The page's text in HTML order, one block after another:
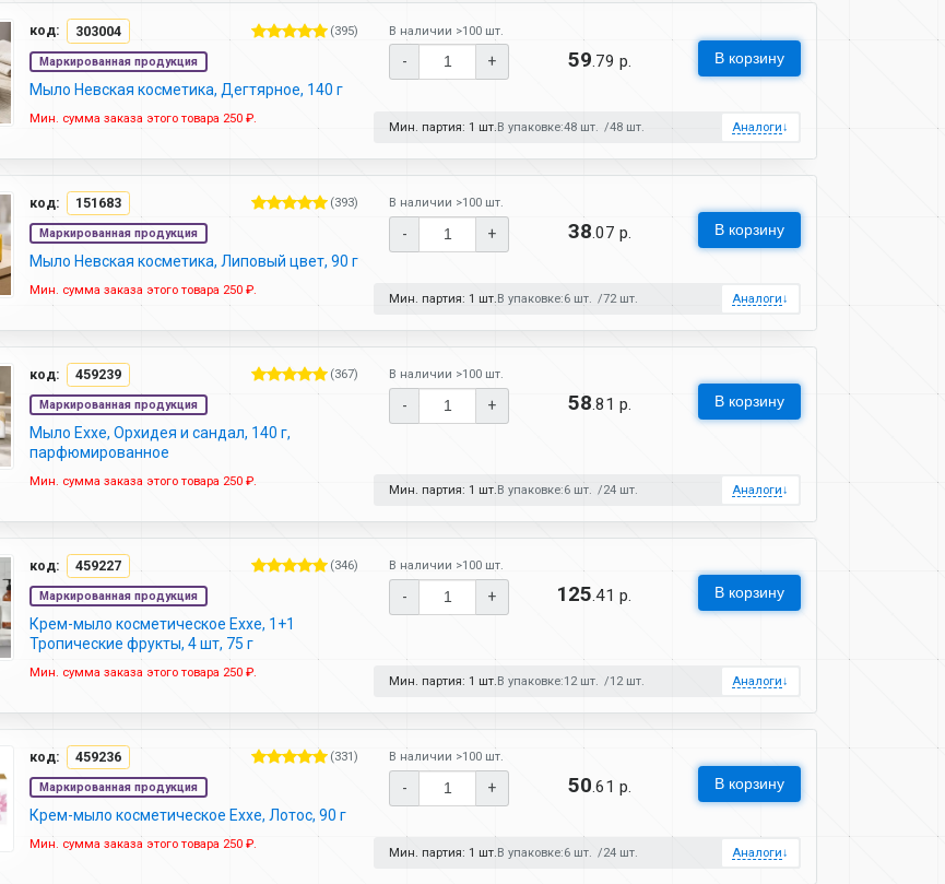
код: 303004 (395)
Маркированная продукция
Мыло Невская косметика, Дегтярное, 140 г
Мин. сумма заказа этого товара 250 ₽.
В наличии >100 шт.
- + 59 .79 р. В корзину
Мин. партия: 1 шт.В упаковке:48 шт. 48 шт. Аналоги↓
код: 151683 (393)
Маркированная продукция
Мыло Невская косметика, Липовый цвет, 90 г
Мин. сумма заказа этого товара 250 ₽.
В наличии >100 шт.
- + 38.07 р. В корзину
Мин. партия: 1 шт.В упаковке:6 шт. 72 шт. Аналоги↓
код: 459239 (367)
Маркированная продукция
Мыло Exxe, Орхидея и сандал, 140 г,
парфюмированное
Мин. сумма заказа этого товара 250 ₽.
В наличии >100 шт.
- + 58.81 р. В корзину
Мин. партия: 1 шт.В упаковке:6 шт. 24 шт. Аналоги↓
код: 459227 (346)
Маркированная продукция
Крем-мыло косметическое Exxe, 1+1
Тропические фрукты, 4 шт, 75 г
Мин. сумма заказа этого товара 250 ₽.
В наличии >100 шт.
- + 125.41 р. В корзину
Мин. партия: 1 шт.В упаковке:12 шт. 12 шт. Аналоги↓
код: 459236 (331)
Маркированная продукция
Крем-мыло косметическое Exxe, Лотос, 90 г
Мин. сумма заказа этого товара 250 ₽.
В наличии >100 шт.
- + 50.61 р. В корзину
Мин. партия: 1 шт.В упаковке:6 шт. 24 шт. Аналоги↓